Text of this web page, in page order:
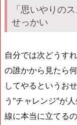
「思いやりの
せっかい
自分では次どうす
の誰かから見たら
してやるというお
う"チャレンジ"が
線に本当に立てる